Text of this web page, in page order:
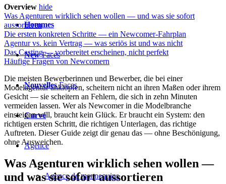
Hommes
NewFaces
NouvellesFaces
Curvé
Agence
Agence de mannequins
Overview hide
Was Agenturen wirklich sehen wollen — und was sie sofort
aussortieren
Die ersten konkreten Schritte — ein Newcomer-Fahrplan
Agentur vs. kein Vertrag — was seriös ist und was nicht
Das Casting — vorbereitet erscheinen, nicht perfekt
Häufige Fragen von Newcomern
Die meisten Bewerberinnen und Bewerber, die bei einer
Modelagentur anklopfen, scheitern nicht an ihren Maßen oder ihrem
Gesicht — sie scheitern an Fehlern, die sich in zehn Minuten
vermeiden lassen. Wer als Newcomer in die Modelbranche
einsteigen will, braucht kein Glück. Er braucht ein System: den
richtigen ersten Schritt, die richtigen Unterlagen, das richtige
Auftreten. Dieser Guide zeigt dir genau das — ohne Beschönigung,
ohne Ausweichen.
Was Agenturen wirklich sehen wollen —
und was sie sofort aussortieren